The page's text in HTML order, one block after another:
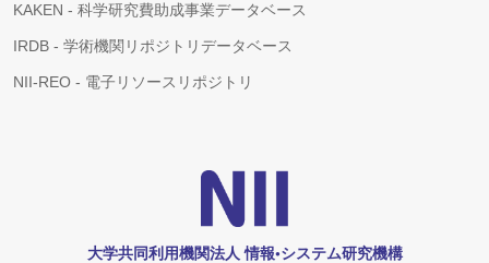
KAKEN - 科学研究費助成事業データベース
IRDB - 学術機関リポジトリデータベース
NII-REO - 電子リソースリポジトリ
大学共同利用機関法人 情報•システム研究機構